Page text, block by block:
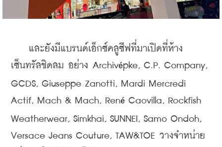
และยังมีแบรนด์เอ็กซ์คลูซีฟที่มาเปิดที่ห้าง
เซ็นทรัลชิดลม อย่าง Archivépke, C.P. Company,
GCDS, Giuseppe Zanotti, Mardi Mercredi
Actif, Mach & Mach, René
Caovilla, Rockfish
Weatherwear, Simkhai, SUNNEI, Samo Ondoh,
Versace Jeans Couture, TAW&TOE วางจำหน่าย